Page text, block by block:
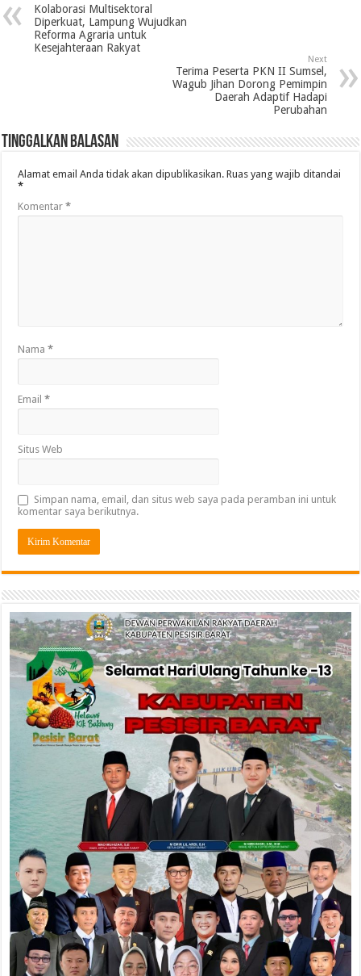
Kolaborasi Multisektoral
Diperkuat, Lampung Wujudkan
Reforma Agraria untuk
Kesejahteraan Rakyat
Next
Terima Peserta PKN II Sumsel,
Wagub Jihan Dorong Pemimpin
Daerah Adaptif Hadapi
Perubahan
Tinggalkan Balasan
Alamat email Anda tidak akan dipublikasikan. Ruas yang wajib ditandai
*
Komentar*
Nama*
Email*
Situs Web
Simpan nama, email, dan situs web saya pada peramban ini untuk
komentar saya berikutnya.